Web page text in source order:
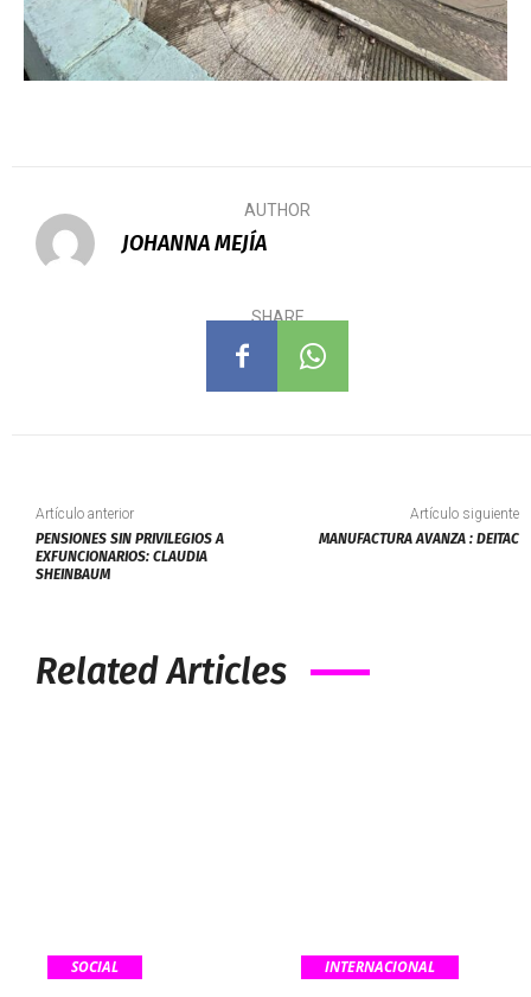
AUTHOR
JOHANNA MEJÍA
SHARE
Artículo anterior
PENSIONES SIN PRIVILEGIOS A
EXFUNCIONARIOS: CLAUDIA
SHEINBAUM
Artículo siguiente
MANUFACTURA AVANZA : DEITAC
Related Articles
SOCIAL INTERNACIONAL